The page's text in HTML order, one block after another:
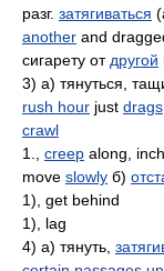
разг. затягиваться
another and
сигарету от другой
3) а) тянуться,
rush hour just drags
crawl
1., creep along,
move slowly б)
1), get behind
1), lag
4) а) тянуть,